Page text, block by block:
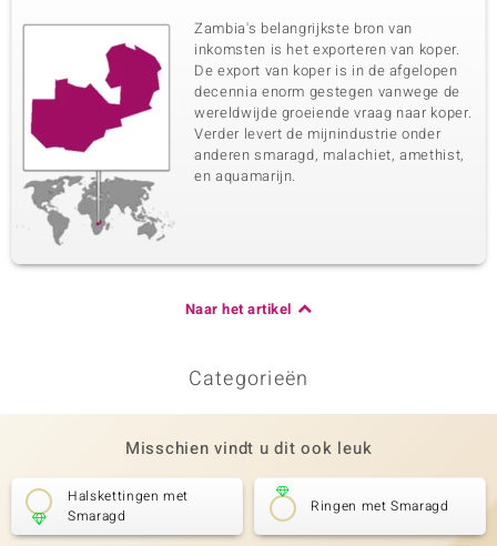
Zambia's belangrijkste bron van
inkomsten is het exporteren van koper.
De export van koper is in de afgelopen
decennia enorm gestegen vanwege de
wereldwijde groeiende vraag naar koper.
Verder levert de mijnindustrie onder
anderen smaragd, malachiet, amethist,
en aquamarijn.
Naar het artikel
Categorieën
Misschien vindt u dit ook leuk
Halskettingen met
Smaragd
Ringen met Smaragd